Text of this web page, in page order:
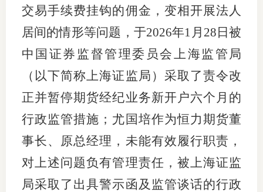
媒体看
交易手续费挂钩的佣金，变相开展法人
居间的情形等问题，于2026年1月28日被
中国证券监督管理委员会上海监管局
（以下简称上海证监局）采取了责令改
正并暂停期货经纪业务新开户六个月的
行政监管措施；尤国培作为恒力期货董
事长、原总经理，未能有效履行职责，
对上述问题负有管理责任，被上海证监
局采取了出具警示函及监管谈话的行政